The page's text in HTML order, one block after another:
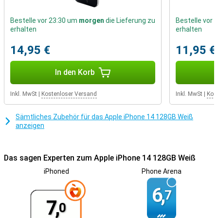
Rückseite Ihres Telefons klicken oder es auf ein Stativ setzen, um
Mit einem iPhone kannst du sicher sein, dass du immer ein
schönes Display bekommst. Der Bildschirm dieses iPhone 14 ist 6,1
Zoll groß, eine angenehme Größe, mit der du alles gut sehen
kannst, aber dein Telefon passt immer noch gut in deine Hand und
Tasche. Der OLED-Bildschirm sorgt für schöne Farben, sodass Sie
Ihre Lieblingsinhalte immer in vollen Zügen genießen können.
Bestelle vor 23:30 um morgen die Lieferung zu
erhalten
14,95 €
In den Korb
Inkl. MwSt Kostenloser Versand
Bestelle vor
erhalten
11,95 €
Inkl. MwSt
Sämtliches Zubehör für das Apple iPhone 14 128GB Weiß
anzeigen
Das sagen Experten zum Apple iPhone 14 128GB Weiß
iPhoned
7,0
Phone Arena
6,7